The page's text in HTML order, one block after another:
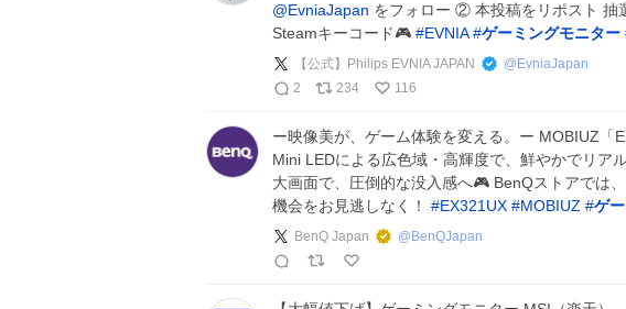
@EvniaJapan をフォロー ② 本投稿をリポスト 抽
Steamキーコード🎮 #EVNIA #ゲーミングモニター
【公式】Philips EVNIA JAPAN @ EvniaJapan
2
234 116
ー映像美が、ゲーム体験を変える。ー MOBIUZ「
Mini LEDによる広色域・高輝度で、鮮やかでリア
大画面で、圧倒的な没入感へ🎮 BenQストアでは
機会をお見逃しなく！ #EX321UX #MOBIUZ #ゲ
BenQ Japan @ BenQJapan